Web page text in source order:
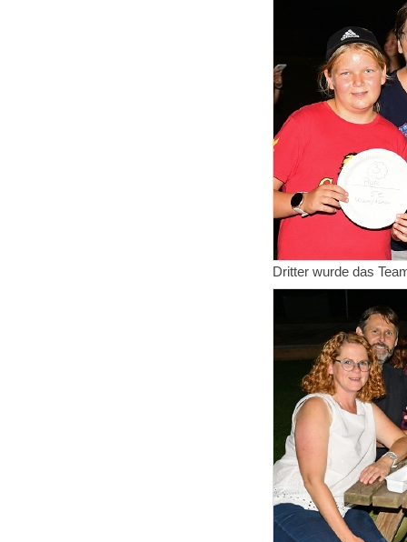
Dritter wurde das